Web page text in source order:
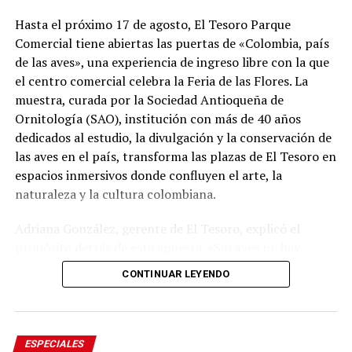
Hasta el próximo 17 de agosto, El Tesoro Parque
Comercial tiene abiertas las puertas de «Colombia, país
de las aves», una experiencia de ingreso libre con la que
el centro comercial celebra la Feria de las Flores. La
muestra, curada por la Sociedad Antioqueña de
Ornitología (SAO), institución con más de 40 años
dedicados al estudio, la divulgación y la conservación de
las aves en el país, transforma las plazas de El Tesoro en
espacios inmersivos donde confluyen el arte, la
naturaleza y la cultura colombiana.
flores. Por esta razón abrimos nuestra celebración de la
Feria de las Flores con ‘Colombia, país de las aves’, una
propósito: diseñar espacios que nos enseñen sobre
CONTINUAR LEYENDO
ESPECIALES